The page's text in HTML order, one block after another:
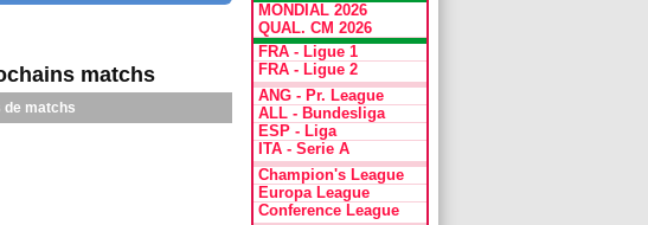
matchs
de matchs
MONDIAL 2026
QUAL. CM 2026
FRA - Ligue 1
FRA - Ligue 2
ANG - Pr. League
ALL - Bundesliga
ESP - Liga
ITA - Serie A
Champion's League
Europa League
Conference League